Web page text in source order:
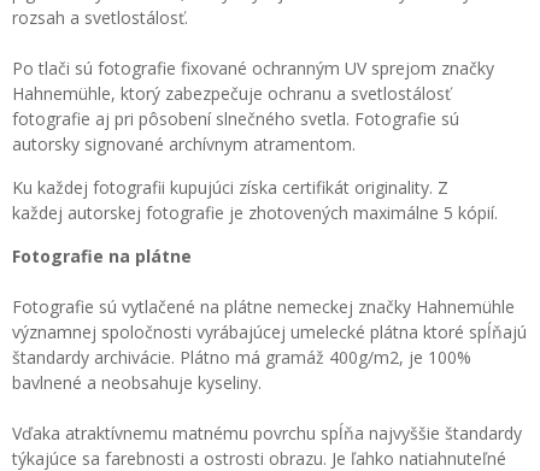
rozsah a svetlostálosť.
Po tlači sú fotografie fixované ochranným UV sprejom značky
Hahnemühle, ktorý zabezpečuje ochranu a svetlostálosť
fotografie aj pri pôsobení slnečného svetla. Fotografie sú
autorsky signované archívnym atramentom.
Ku každej fotografii kupujúci získa certifikát originality. Z
každej autorskej fotografie je zhotovených maximálne 5 kópií.
Fotografie na plátne
Fotografie sú vytlačené na plátne nemeckej značky Hahnemühle
významnej spoločnosti vyrábajúcej umelecké plátna ktoré spĺňajú
štandardy archivácie. Plátno má gramáž 400g/m2, je 100%
bavlnené a neobsahuje kyseliny.
Vďaka atraktívnemu matnému povrchu spĺňa najvyššie štandardy
týkajúce sa farebnosti a ostrosti obrazu. Je ľahko natiahnuteľné